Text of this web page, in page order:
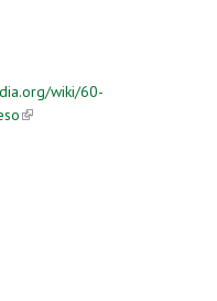
wiki/60-
(link is external)